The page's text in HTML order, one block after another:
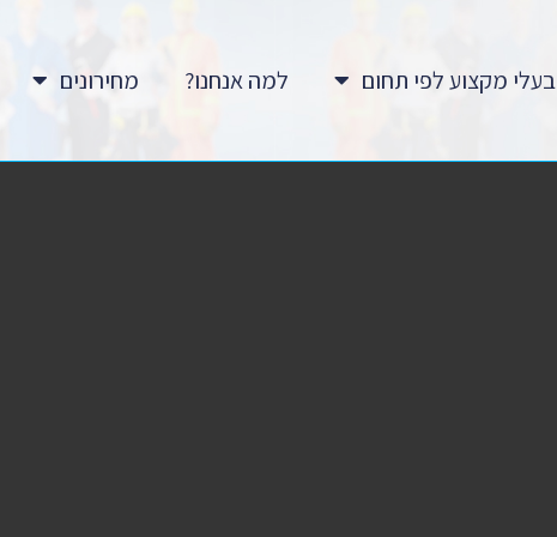
בעלי מקצוע לפי תחום למה אנחנו? מחירונים